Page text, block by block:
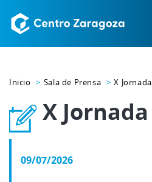
Inicio Sala de Prensa X Jornada
X Jornada
09/07/2026